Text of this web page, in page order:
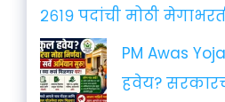
२६१९ पदांची मोठी
PM Awas
हवेय?